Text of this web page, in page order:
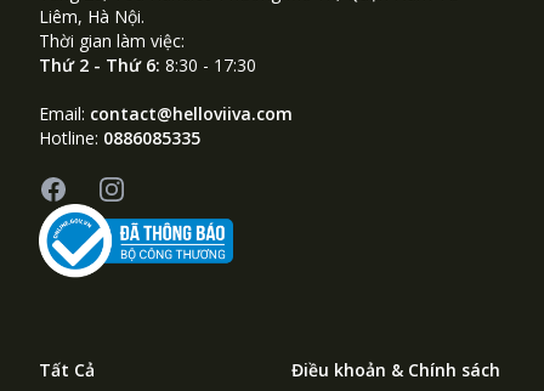
Liêm, Hà Nội.
Thời gian làm việc:
Thứ 2 - Thứ 6: 8:30 - 17:30
Email: contact@helloviiva.com
Hotline: 0886085335
FacebookInstagram
Tất Cả Điều khoản & Chính sách